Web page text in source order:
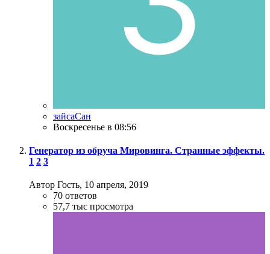
зайсаСан
Воскресенье в 08:56
Генератор из обруча Мировинга. Странные эффекты.
1 2 3
Автор Гость, 10 апреля, 2019
70 ответов
57,7 тыс просмотра